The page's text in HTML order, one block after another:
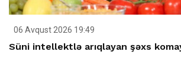
06 Avqust 2026 19:49
Süni intellektlə arıqlayan şəxs